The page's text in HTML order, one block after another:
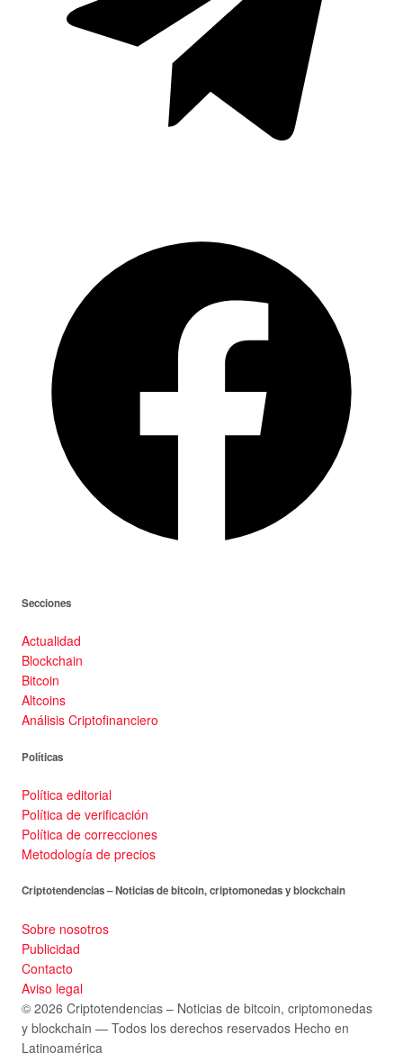
Secciones
Actualidad
Blockchain
Bitcoin
Altcoins
Análisis Criptofinanciero
Políticas
Política editorial
Política de verificación
Política de correcciones
Metodología de precios
Criptotendencias – Noticias de bitcoin, criptomonedas y blockchain
Sobre nosotros
Publicidad
Contacto
Aviso legal
© 2026 Criptotendencias – Noticias de bitcoin, criptomonedas
y blockchain — Todos los derechos reservados Hecho en
Latinoamérica